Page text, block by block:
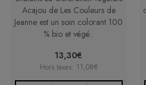
Acajou de Les Couleurs de
Jeanne est un soin colorant 100
% bio et végé..
13,30€
Hors taxes: 11,08€